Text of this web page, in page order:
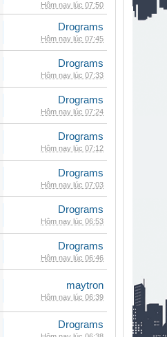
Hôm nay lúc 07:50
Drograms
Hôm nay lúc 07:45
Drograms
Hôm nay lúc 07:33
Drograms
Hôm nay lúc 07:24
Drograms
Hôm nay lúc 07:12
Drograms
Hôm nay lúc 07:03
Drograms
Hôm nay lúc 06:53
Drograms
Hôm nay lúc 06:46
maytron
Hôm nay lúc 06:39
Drograms